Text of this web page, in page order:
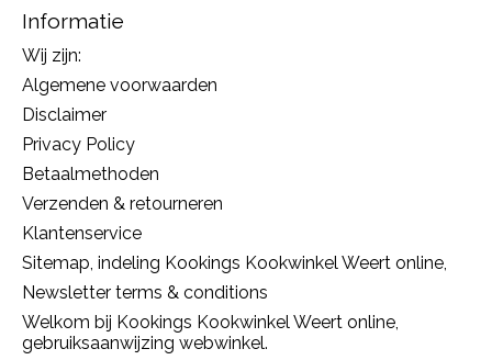
Informatie
Wij zijn:
Algemene voorwaarden
Disclaimer
Privacy Policy
Betaalmethoden
Verzenden & retourneren
Klantenservice
Sitemap, indeling Kookings Kookwinkel Weert online,
Newsletter terms & conditions
Welkom bij Kookings Kookwinkel Weert online,
gebruiksaanwijzing webwinkel.